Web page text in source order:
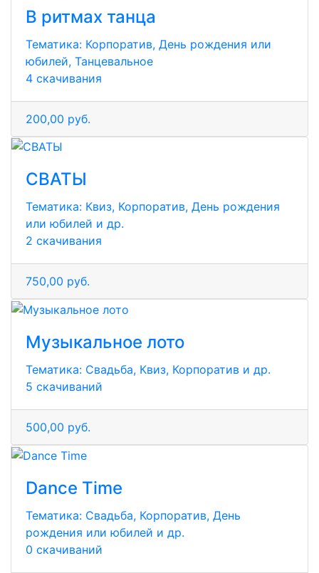
В ритмах танца
Тематика: Корпоратив, День рождения или
юбилей, Танцевальное
4 скачивания
200,00 руб.
СВАТЫ
Тематика: Квиз, Корпоратив, День рождения
или юбилей и др.
2 скачивания
750,00 руб.
Музыкальное лото
Тематика: Свадьба, Квиз, Корпоратив и др.
5 скачиваний
500,00 руб.
Dance Time
Тематика: Свадьба, Корпоратив, День
рождения или юбилей и др.
0 скачиваний